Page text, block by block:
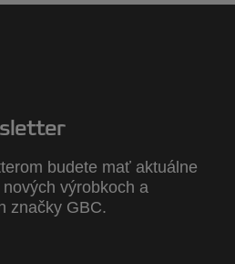
budete mať aktuálne
výrobkoch a
značky GBC.